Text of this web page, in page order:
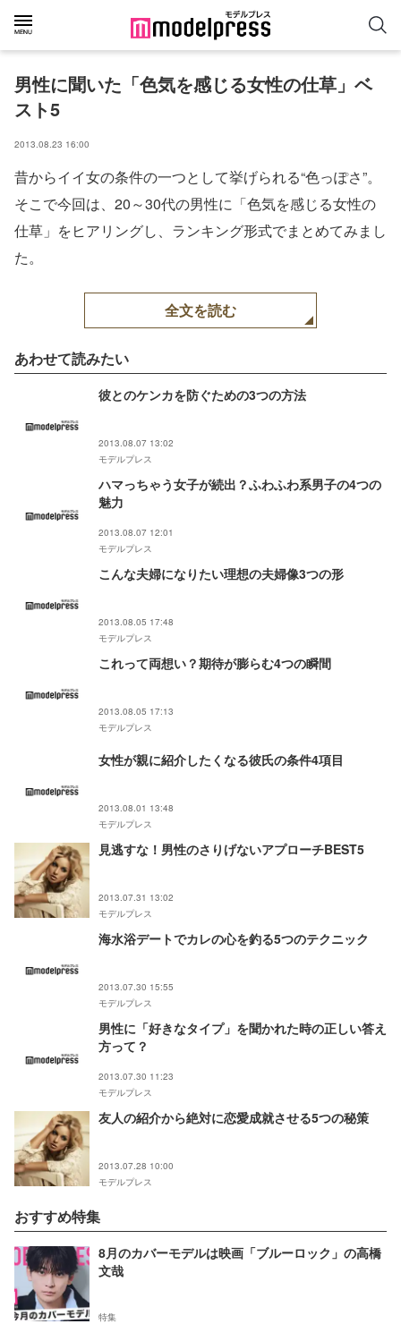
男性に聞いた「色気を感じる女性の仕草」ベ
スト5
2013.08.23 16:00
昔からイイ女の条件の一つとして挙げられる“色っぽさ”。
そこで今回は、20～30代の男性に「色気を感じる女性の
仕草」をヒアリングし、ランキング形式でまとめてみまし
た。
全文を読む
あわせて読みたい
彼とのケンカを防ぐための3つの方法
2013.08.07 13:02
モデルプレス
ハマっちゃう女子が続出？ふわふわ系男子の4つの
魅力
2013.08.07 12:01
モデルプレス
こんな夫婦になりたい理想の夫婦像3つの形
2013.08.05 17:48
モデルプレス
これって両想い？期待が膨らむ4つの瞬間
2013.08.05 17:13
モデルプレス
女性が親に紹介したくなる彼氏の条件4項目
2013.08.01 13:48
モデルプレス
見逃すな！男性のさりげないアプローチBEST5
2013.07.31 13:02
モデルプレス
海水浴デートでカレの心を釣る5つのテクニック
2013.07.30 15:55
モデルプレス
男性に「好きなタイプ」を聞かれた時の正しい答え
方って？
2013.07.30 11:23
モデルプレス
友人の紹介から絶対に恋愛成就させる5つの秘策
2013.07.28 10:00
モデルプレス
おすすめ特集
8月のカバーモデルは映画「ブルーロック」の高橋
文哉
特集